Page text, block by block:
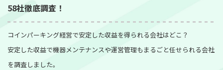
58社徹底調査！
コインパーキング経営で安定した収益を得られる会社はどこ？
安定した収益で機器メンテナンスや運営管理もまるごと任せられる会社
を調査しました。